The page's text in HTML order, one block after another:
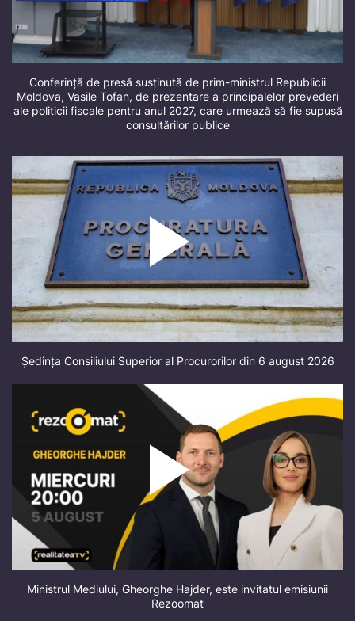
Conferință de presă susținută de prim-ministrul Republicii
Moldova, Vasile Tofan, de prezentare a principalelor prevederi
ale politicii fiscale pentru anul 2027, care urmează să fie supusă
consultărilor publice
Ședința Consiliului Superior al Procurorilor din 6 august 2026
Ministrul Mediului, Gheorghe Hajder, este invitatul emisiunii
Rezoomat